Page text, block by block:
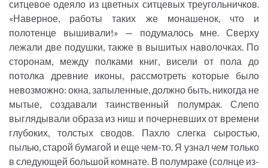
ситцевое одеяло из цветных ситцевых треугольничков.
«Наверное, работы таких же монашенок, что и
полотенце вышивали!» — подумалось мне. Сверху
лежали две подушки, также в вышитых наволочках. По
сторонам, между полками книг, висели от пола до
потолка древние иконы, рассмотреть которые было
невозможно: окна, запыленные, должно быть, никогда не
мытые, создавали таинственный полумрак. Слепо
выглядывали образа из ниш и почерневших от времени
глубоких, толстых сводов. Пахло слегка сыростью,
пылью, старой бумагой и еще чем-то. Я узнал чемтолько
в следующей большой комнате. В полумраке (солнце из-